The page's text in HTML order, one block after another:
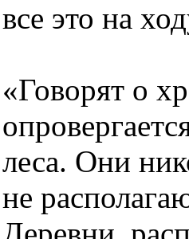
все это на
«Говорят о
леса. Они
не